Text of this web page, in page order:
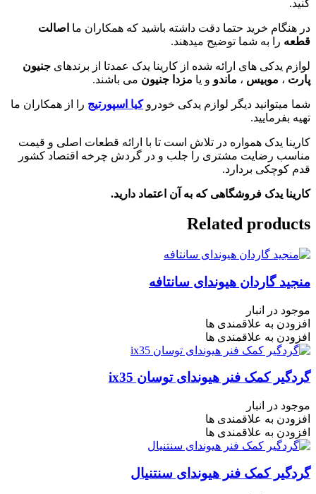
کنید.
در هنگام خرید حتما دقت داشته باشید که همکاران ما اصالت
قطعه را به شما توضیح میدهند.
لوازم یدکی های ارائه شده از کارینا یدک عمدتا از برندهای جنیون
پارت ، موبیس ، ماندو و یا مزدا جنیون می باشند.
شما میتوانید دیگر لوازم یدکی خودروکیا اسپورتیج را از همکاران ما
تهیه بفرمایید.
کارینا یدک همواره در تلاش است تا با ارائه قطعات اصلی و قیمت
مناسب رضایت مشتری را جلب و در گردش چرخه اقتصاد کشور
قدم کوچکی بردارد.
کارینا یدک فروشگاهی که به آن اعتماد دارید.
Related products
منجید گاردان هیوندای سانتافه
موجود در انبار
افزودن به علاقمندی ها
افزودن به علاقمندی ها
گردگیر کمک فنر هیوندای توسان ix35
موجود در انبار
افزودن به علاقمندی ها
افزودن به علاقمندی ها
گردگیر کمک فنر هیوندای سنتنیال